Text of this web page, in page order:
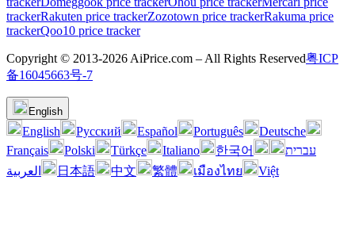
trackerRakuten price trackerZozotown price trackerRakuma price
trackerQoo10 price tracker
Copyright © 2013-2026 AiPrice.com – All Rights Reserved粤ICP
备16045663号-7
English
English Pусский Español Português
Deutsche
Français
Polski Türkçe Italiano 한국어
עברית
العربية
日本語 中文 繁體 เมืองไทย Việt